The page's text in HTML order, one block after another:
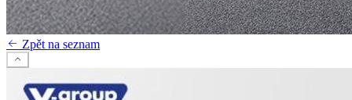
Zpět na seznam